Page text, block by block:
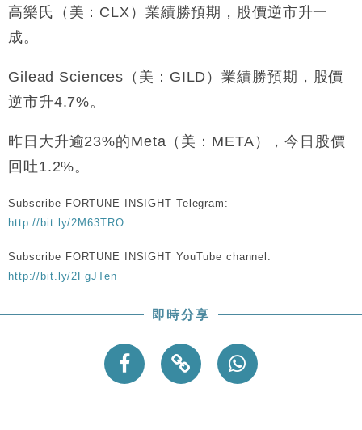
高樂氏（美：CLX）業績勝預期，股價逆市升一
成。
Gilead Sciences（美：GILD）業績勝預期，股價
逆市升4.7%。
昨日大升逾23%的Meta（美：META），今日股價
回吐1.2%。
Subscribe FORTUNE INSIGHT Telegram:
http://bit.ly/2M63TRO
Subscribe FORTUNE INSIGHT YouTube channel:
http://bit.ly/2FgJTen
即時分享